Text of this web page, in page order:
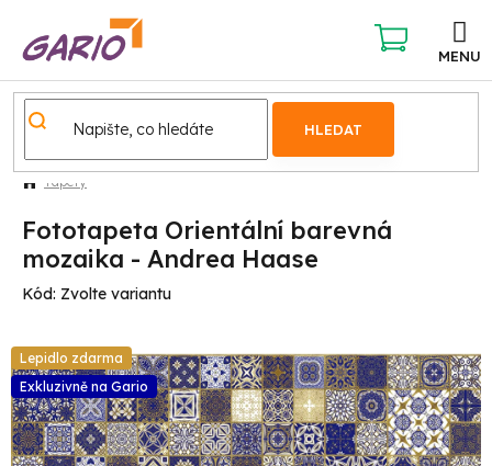
obsah
HLEDAT
NÁKUPNÍ
KOŠÍK
Tapety
Fototapeta Orientální barevná
mozaika - Andrea Haase
Kód: Zvolte variantu
Lepidlo zdarma
Exkluzivně na Gario